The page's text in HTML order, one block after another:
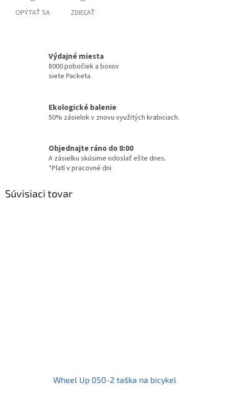
OPÝTAŤ SA ZDIEĽAŤ
Výdajné miesta
8000 pobočiek a boxov
siete Packeta.
Ekologické balenie
50% zásielok v znovu využitých krabiciach.
Objednajte ráno do 8:00
A zásielku skúsime odoslať ešte dnes.
*Platí v pracovné dni
Súvisiaci tovar
Wheel Up 050-2 taška na bicykel